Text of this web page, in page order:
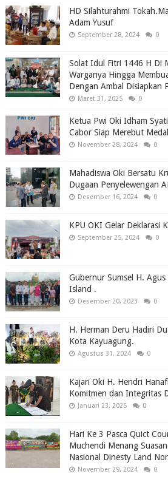
HD Silahturahmi
Adam Yusuf
September 28, 2024 0
Solat Idul Fitri 1446 H Di
Warganya Hingga
Dengan Ambal Disiapkan
Maret 31, 2025 0
Ketua Pwi Oki Idham
Cabor Siap Merebut
November 28, 2024 0
Mahadiswa Oki Bersatu
Dugaan Penyelewengan
Desember 16, 2024 0
KPU OKI Gelar Deklarasi
September 25, 2024 0
Gubernur Sumsel H.
Island .
Desember 20, 2023 0
H. Herman Deru Hadiri
Kota Kayuagung.
Agustus 31, 2024 0
Kajari Oki H. Hendri
Komitmen dan Integritas
Januari 23, 2025 0
Hari Ke 3 Pasca Quict
Muchendi Menang
Nasional Dinesty Land
November 29, 2024 0